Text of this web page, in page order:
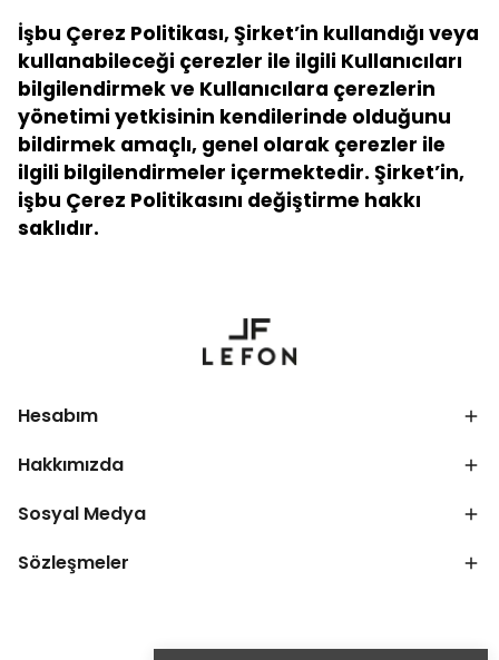
İşbu Çerez Politikası, Şirket’in kullandığı veya
kullanabileceği çerezler ile ilgili Kullanıcıları
bilgilendirmek ve Kullanıcılara çerezlerin
yönetimi yetkisinin kendilerinde olduğunu
bildirmek amaçlı, genel olarak çerezler ile
ilgili bilgilendirmeler içermektedir. Şirket’in,
işbu Çerez Politikasını değiştirme hakkı
saklıdır.
Hesabım
Hakkımızda
Sosyal Medya
Sözleşmeler